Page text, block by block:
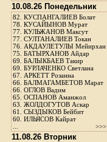
10.08.26 Понедельник
82. КУСПАНГАЛИЕВ Болат
78. КУСАЙЫНОВ Мурат
77. КУЛЬЖАНОВ Максут
77. СУЛТАНАЛИЕВ Токан
76. АКДАУЛЕТУЛЫ Мейирхан
75. БАТЫРХАНОВ Айдар
69. БАЛЫКБАЕВ Такир
69. БУРЛАЧЕНКО Светлана
67. АРКЕТТ Розанна
66. БАЛМАГАМБЕТОВ Марат
66. ОГЛОВ Вадим
65. ОСПАНОВ Аманжол
63. ЖОЛДОГУТОВ Аскар
61. СЫЗДЫКОВ Бейбит
60. ИЛЬЯСОВ Кайрат
>>>
11.08.26 Вторник